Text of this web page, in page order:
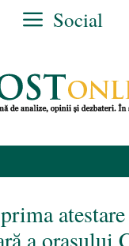
Social
atestare
a orașului